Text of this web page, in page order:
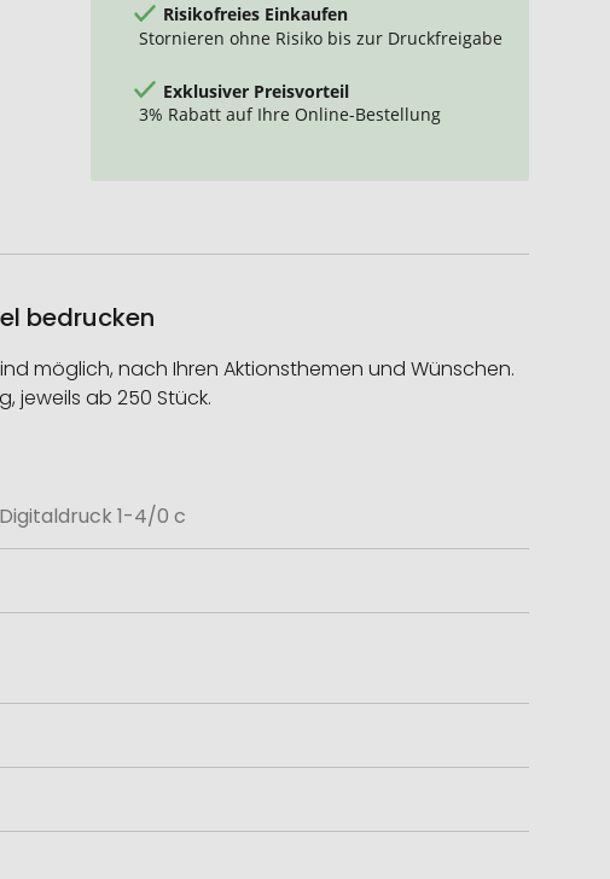
Risikofreies Einkaufen
Stornieren ohne Risiko bis zur Druckfreigabe
Exklusiver Preisvorteil
3% Rabatt auf Ihre Online-Bestellung
bedrucken
möglich, nach Ihren Aktionsthemen und Wünschen.
jeweils ab 250 Stück.
1-4/0 c